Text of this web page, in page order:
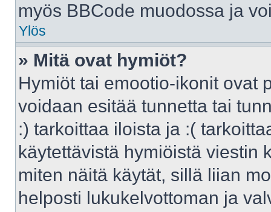
myös BBCode muodossa ja
Ylös
» Mitä ovat hymiöt?
Hymiöt tai emootio-ikonit ovat
voidaan esitää tunnetta tai
:) tarkoittaa iloista ja :(
käytettävistä hymiöistä viestin
miten näitä käytät, sillä liian
helposti lukukelvottoman ja